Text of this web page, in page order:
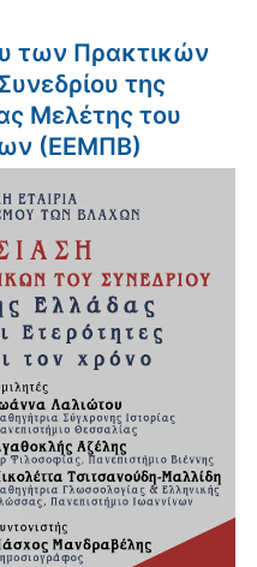
των Πρακτικών
της
Μελέτης του
(ΕΕΜΠΒ)